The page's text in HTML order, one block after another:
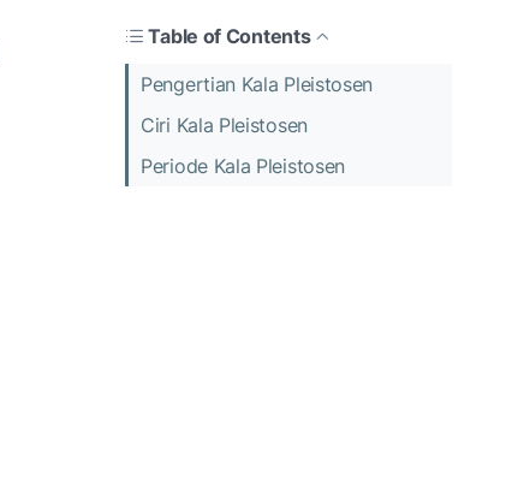
Table of Contents
Pengertian Kala Pleistosen
Ciri Kala Pleistosen
Periode Kala Pleistosen